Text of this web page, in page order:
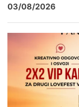
03/08/2026